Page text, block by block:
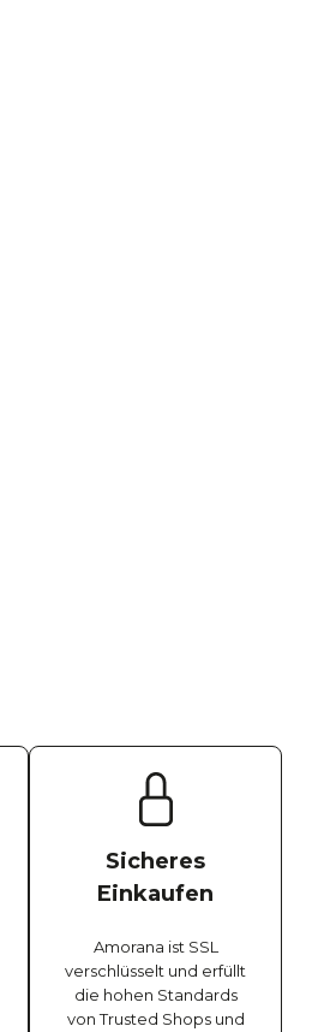
Sicheres
Einkaufen
Amorana ist SSL
verschlüsselt und erfüllt
die hohen Standards
von Trusted Shops und